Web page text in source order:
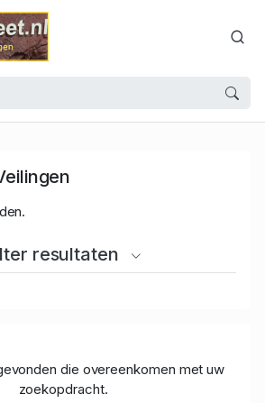
resultaten
die overeenkomen met uw
zoekopdracht.